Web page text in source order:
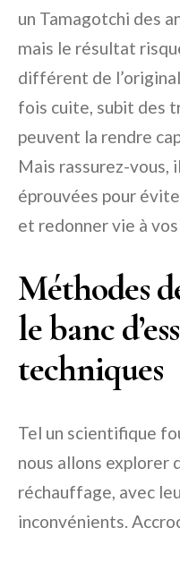
un Tamagotchi des
mais le résultat
différent de
fois cuite, subit des
peuvent la rendre
Mais rassurez-vous,
éprouvées pour
et redonner vie à
Méthodes
le banc
techniques
Tel un scientifique
nous allons
réchauffage, avec
inconvénients.